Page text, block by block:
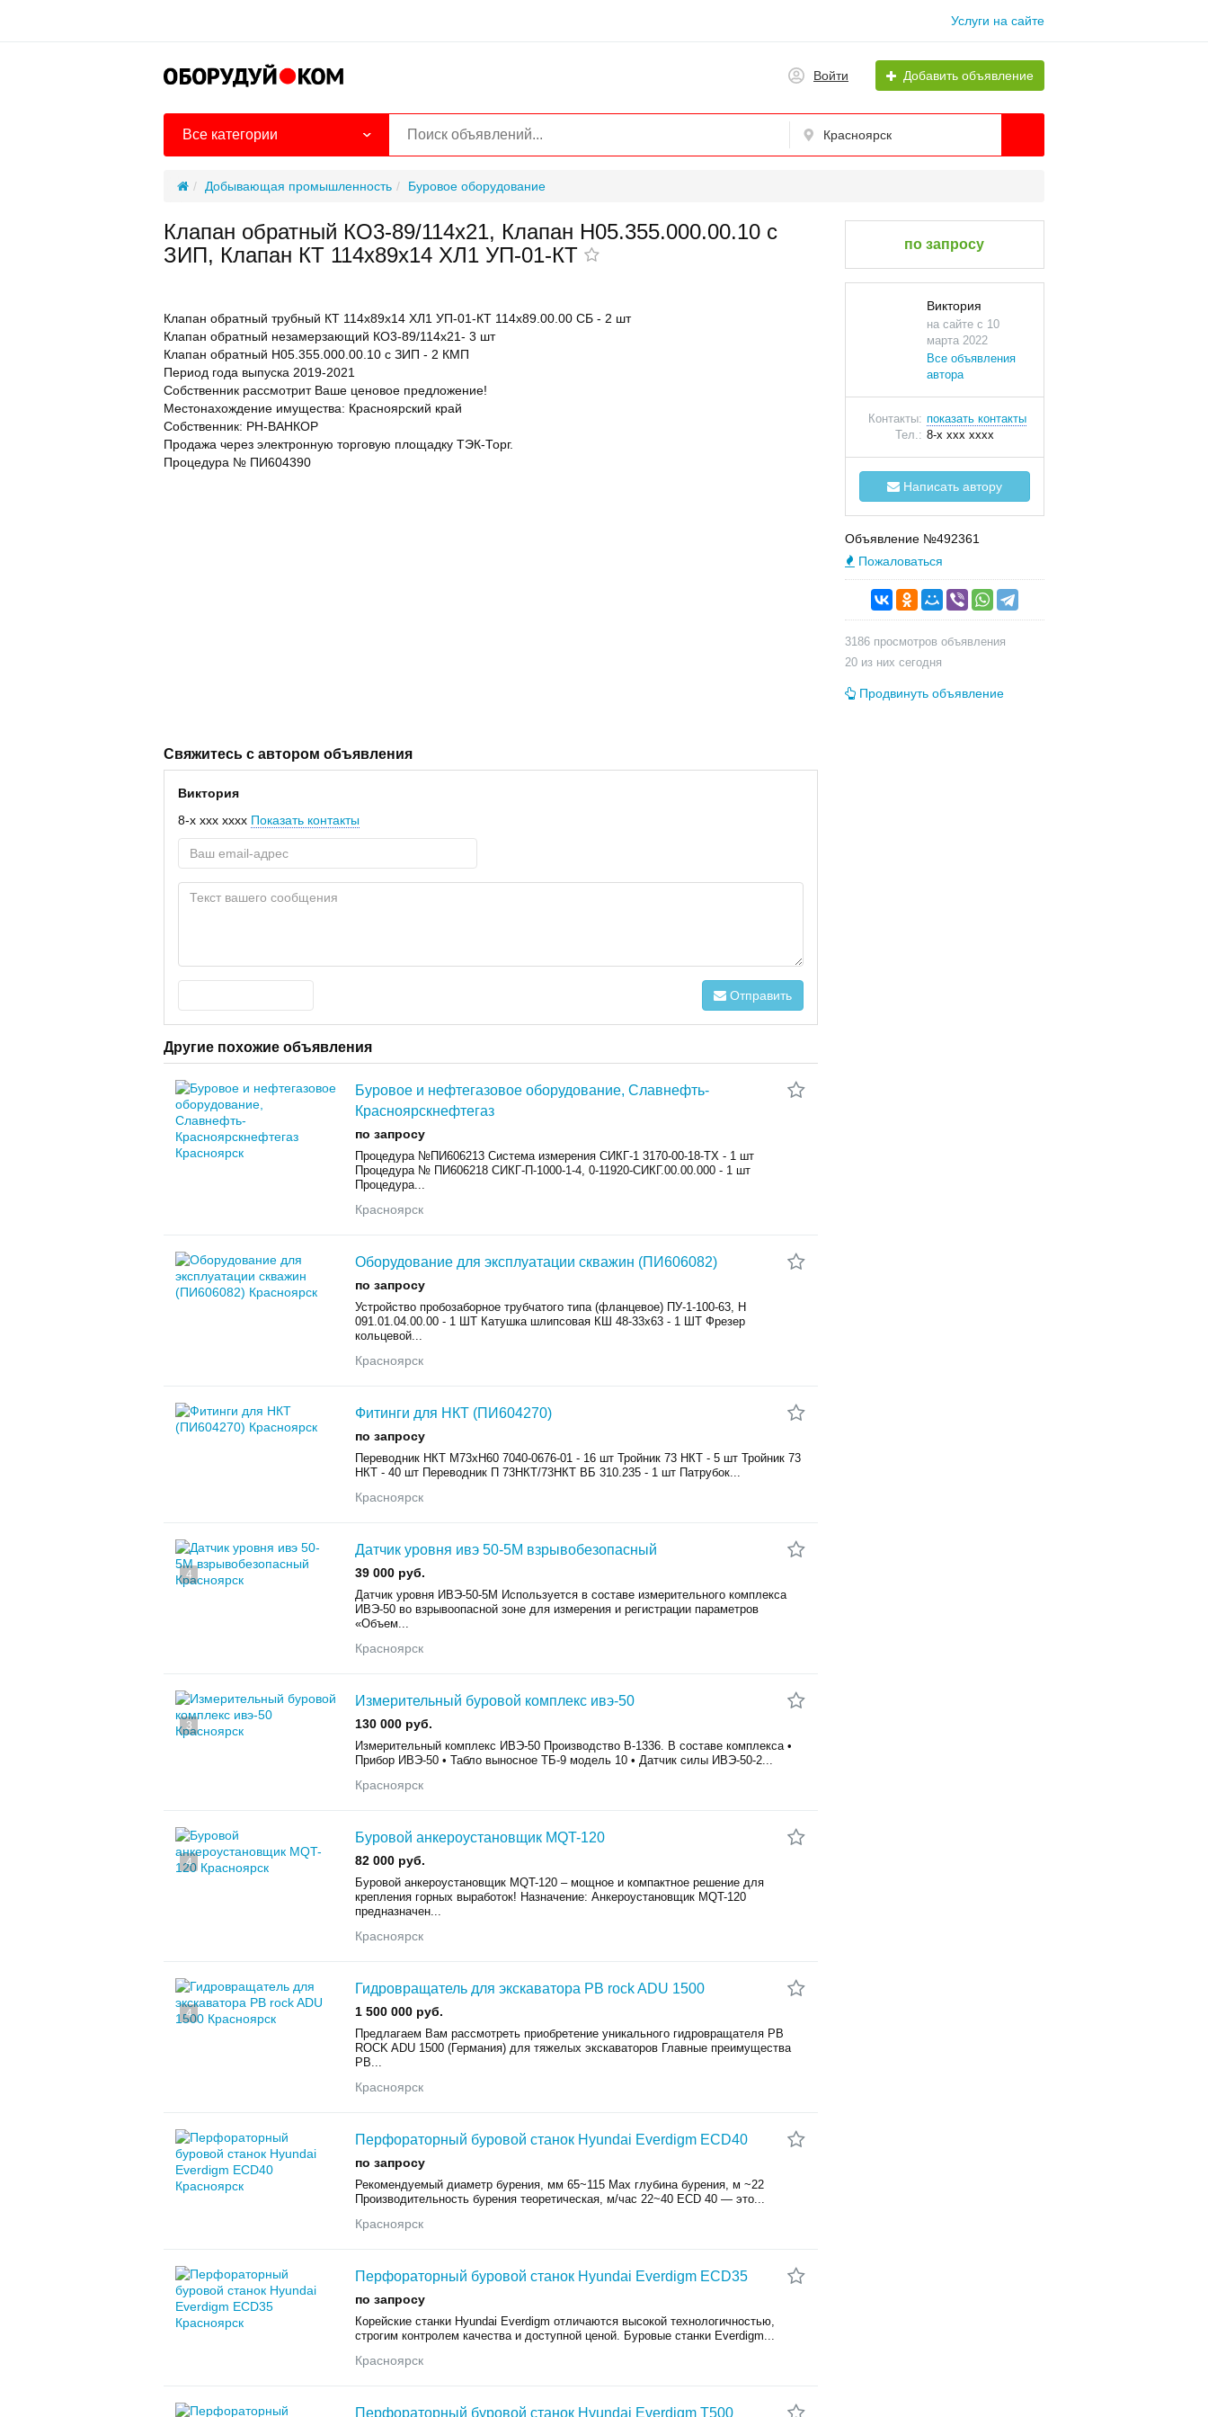
Услуги на сайте
Войти Добавить объявление
Все категории Красноярск
Добывающая промышленность Буровое оборудование
Клапан обратный КО3-89/114х21, Клапан Н05.355.000.00.10 с
ЗИП, Клапан КТ 114х89х14 ХЛ1 УП-01-КТ
по запросу
Клапан обратный трубный КТ 114х89х14 ХЛ1 УП-01-КТ 114х89.00.00 СБ - 2 шт
Клапан обратный незамерзающий КО3-89/114х21- 3 шт
Клапан обратный Н05.355.000.00.10 с ЗИП - 2 КМП
Период года выпуска 2019-2021
Собственник рассмотрит Ваше ценовое предложение!
Местонахождение имущества: Красноярский край
Собственник: РН-ВАНКОР
Продажа через электронную торговую площадку ТЭК-Торг.
Процедура № ПИ604390
Свяжитесь с автором объявления
Виктория
8-x xxx xxxx Показать контакты
Отправить
Другие похожие объявления
Буровое и нефтегазовое оборудование, Славнефть-
Красноярскнефтегаз
по запросу
Процедура №ПИ606213 Система измерения СИКГ-1 3170-00-18-ТХ - 1 шт
Процедура № ПИ606218 СИКГ-П-1000-1-4, 0-11920-СИКГ.00.00.000 - 1 шт
Процедура...
Красноярск
Оборудование для эксплуатации скважин (ПИ606082)
по запросу
Устройство пробозаборное трубчатого типа (фланцевое) ПУ-1-100-63, Н
091.01.04.00.00 - 1 ШТ Катушка шлипсовая КШ 48-33х63 - 1 ШТ Фрезер
кольцевой...
Красноярск
Фитинги для НКТ (ПИ604270)
по запросу
Переводник НКТ М73хН60 7040-0676-01 - 16 шт Тройник 73 НКТ - 5 шт Тройник 73
НКТ - 40 шт Переводник П 73НКТ/73НКТ ВБ 310.235 - 1 шт Патрубок...
Красноярск
4
Датчик уровня ивэ 50-5М взрывобезопасный
39 000 руб.
Датчик уровня ИВЭ-50-5М Используется в составе измерительного комплекса
ИВЭ-50 во взрывоопасной зоне для измерения и регистрации параметров
«Объем...
Красноярск
3
Измерительный буровой комплекс ивэ-50
130 000 руб.
Измерительный комплекс ИВЭ-50 Производство B-1336. В составе комплекса •
Прибор ИВЭ-50 • Табло выносное ТБ-9 модель 10 • Датчик силы ИВЭ-50-2...
Красноярск
4
Буровой анкероустановщик MQT-120
82 000 руб.
Буровой анкероустановщик MQT-120 – мощное и компактное решение для
крепления горных выработок! Назначение: Анкероустановщик MQT-120
предназначен...
Красноярск
4
Гидровращатель для экскаватора PB rock ADU 1500
1 500 000 руб.
Предлагаем Вам рассмотреть приобретение уникального гидровращателя PB
ROCK ADU 1500 (Германия) для тяжелых экскаваторов Главные преимущества
PB...
Красноярск
Перфораторный буровой станок Hyundai Everdigm ECD40
по запросу
Рекомендуемый диаметр бурения, мм 65~115 Max глубина бурения, м ~22
Производительность бурения теоретическая, м/час 22~40 ECD 40 — это...
Красноярск
Перфораторный буровой станок Hyundai Everdigm ECD35
по запросу
Корейские станки Hyundai Everdigm отличаются высокой технологичностью,
строгим контролем качества и доступной ценой. Буровые станки Everdigm...
Красноярск
Перфораторный буровой станок Hyundai Everdigm Т500
Виктория
на сайте с 10
марта 2022
Все объявления
автора
Контакты: показать контакты
Тел.: 8-x xxx xxxx
Написать автору
Объявление №492361
Пожаловаться
3186 просмотров объявления
20 из них сегодня
Продвинуть объявление